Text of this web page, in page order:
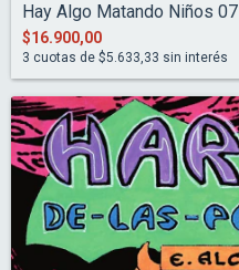
Hay Algo Matando Niños 07
$16.900,00
3 cuotas de $5.633,33 sin interés